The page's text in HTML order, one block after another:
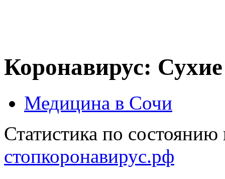
Коронавирус:
Медицина в Сочи
Статистика по
стопкоронавирус.рф